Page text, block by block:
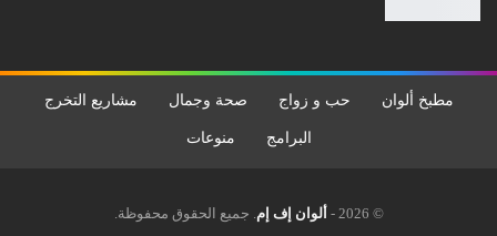
مطبخ ألوان حب و زواج صحة وجمال مشاريع التخرج
البرامج منوعات
© 2026 - ألوان إف إم . جميع الحقوق محفوظة.